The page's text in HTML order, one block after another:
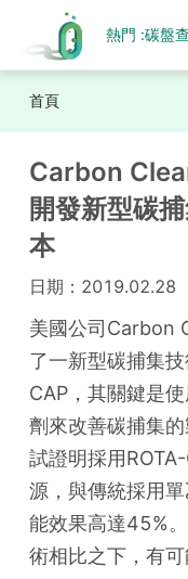
熱門 :碳盤查
首頁
Carbon
開發新型碳
本
日期： 2019.02.28
美國公司Carbon
了一新型碳捕集
CAP，其關鍵是
劑來改善碳捕集
試證明採用
源，與傳統採用
能效果高達45%
術相比之下，有